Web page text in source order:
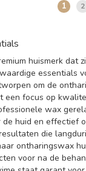
1 2
huismerk dat
essentials
om de
een focus op
wax
de huid en effectief
die
ontharingswax
voor na de